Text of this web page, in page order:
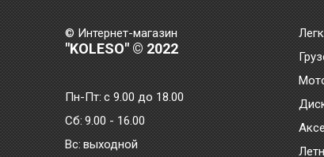
© Интернет-магазин
"KOLESO" © 2022
Пн-Пт:с 9.00 до 18.00
Сб: 9.00 - 16.00
Bc: выходной